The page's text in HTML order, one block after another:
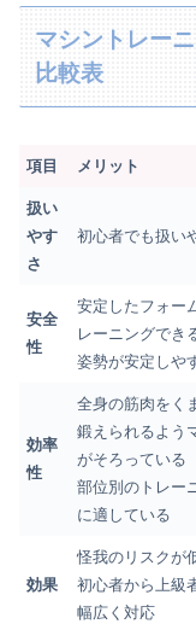
マシントレー
比較表
項目 メリット
扱い
やす
さ
初心者でも扱い
安全
性
安定したフォー
レーニングでき
姿勢が安定しや
効率
性
全身の筋肉をく
鍛えられるよう
がそろっている
部位別のトレー
に適している
効果
怪我のリスクが
初心者から上級
幅広く対応